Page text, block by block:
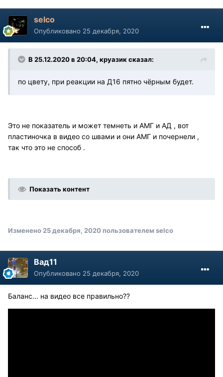
selco
Опубликовано 25 декабря, 2020
В 25.12.2020 в 20:04, круазик сказал:
по цвету, при реакции на Д16 пятно чёрным будет.
Это не показатель и может темнеть и АМГ и АД , вот
пластиночка в видео со швами и они АМГ и почернели ,
так что это не способ .
Показать контент
Изменено25 декабря, 2020пользователем selco
Вад11
Опубликовано 25 декабря, 2020
Баланс... на видео все правильно??